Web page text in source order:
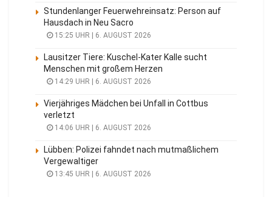
Stundenlanger Feuerwehreinsatz: Person auf
Hausdach in Neu Sacro
15:25 UHR | 6. AUGUST 2026
Lausitzer Tiere: Kuschel-Kater Kalle sucht
Menschen mit großem Herzen
14:29 UHR | 6. AUGUST 2026
Vierjähriges Mädchen bei Unfall in Cottbus
verletzt
14:06 UHR | 6. AUGUST 2026
Lübben: Polizei fahndet nach mutmaßlichem
Vergewaltiger
13:45 UHR | 6. AUGUST 2026